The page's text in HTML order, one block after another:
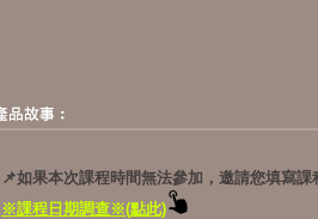
📌如果本次課程時間無法參加，邀請您填寫
※課程日期調查※(點此)